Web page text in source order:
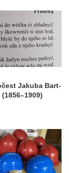
Jakuba Bart-